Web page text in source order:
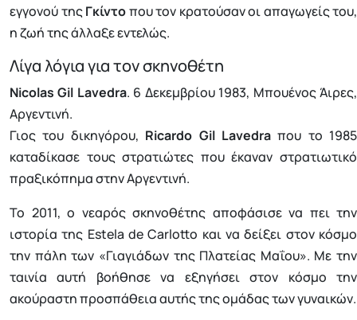
εγγονού τηςΓκίντοπου τον κρατούσαν οι απαγωγείς του,
η ζωή της άλλαξε εντελώς.
Λίγα λόγια για τον σκηνοθέτη
Nicolas Gil Lavedra. 6 Δεκεμβρίου 1983, Μπουένος Άιρες,
Αργεντινή.
Γιος του δικηγόρου, Ricardo Gil Lavedraπου το 1985
καταδίκασε τους στρατιώτες που έκαναν στρατιωτικό
πραξικόπημα στην Αργεντινή.
Το 2011, ο νεαρός σκηνοθέτης αποφάσισε να πει την
ιστορία της Estela de Carlotto και να δείξει στον κόσμο
την πάλη των «Γιαγιάδων της Πλατείας Μαΐου». Με την
ταινία αυτή βοήθησε να εξηγήσει στον κόσμο την
ακούραστη προσπάθεια αυτής της ομάδας των γυναικών.